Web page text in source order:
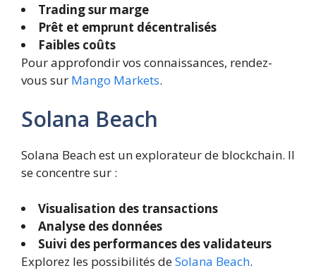
Trading sur marge
Prêt et emprunt décentralisés
Faibles coûts
Pour approfondir vos connaissances, rendez-
vous sur Mango Markets.
Solana Beach
Solana Beach est un explorateur de blockchain. Il
se concentre sur :
Visualisation des transactions
Analyse des données
Suivi des performances des validateurs
Explorez les possibilités deSolana Beach.